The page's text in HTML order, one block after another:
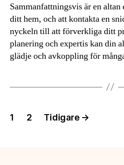
Sammanfattningsvis är en
ditt hem, och att kontakta en
nyckeln till att förverkliga ditt
planering och expertis kan din
glädje och avkoppling för
1 2 Tidigare →